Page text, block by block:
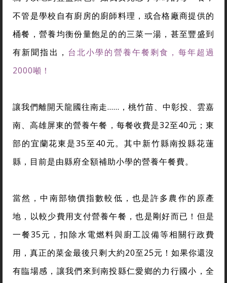
不管是學校自有廚房的廚師料理，或合格廠商提供的
桶餐，營養均衡份量飽足的的三菜一湯，甚至豐盛到
有新聞指出， 台北小學的營養午餐剩食，每年超過
2000噸！
讓我們離開天龍國往南走……，桃竹苗、中彰投、雲嘉
南、高雄屏東的營養午餐，每餐收費是32至40元；東
部的宜蘭花東是35至40元。其中新竹縣南投縣花蓮
縣，目前是由縣府全額補助小學的營養午餐費。
當然，中南部物價指數較低，也是許多農作的原產
地，以較少費用支付營養午餐，也是剛好而已！但是
一餐35元，扣除水電燃料與廚工設備等相關行政費
用，真正的菜金最後只剩大約20至25元！如果你還沒
有臨場感，讓我們來到南投縣仁愛鄉的力行國小，全